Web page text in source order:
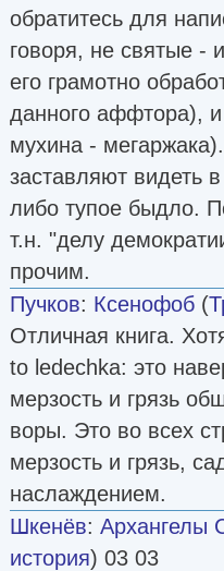
обратитесь для
говоря, не святые -
его грамотно
данного аффтора), и
мухина -
заставляют видеть
либо тупое быдло.
т.н. "делу
прочим.
Пучков: Ксенофоб (
Отличная книга.
to ledechka: это
мерзость и грязь
воры. Это во всех
мерзость и грязь,
наслаждением.
Шкенёв: Архангелы
история) 03 03